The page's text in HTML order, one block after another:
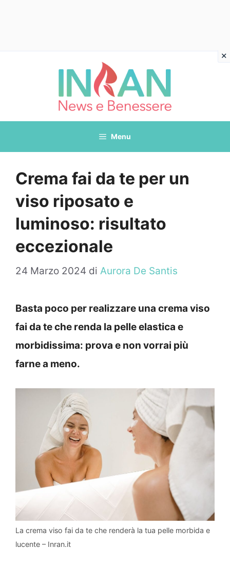
Menu
Crema fai da te per un
viso riposato e
luminoso: risultato
eccezionale
24 Marzo 2024 di Aurora De Santis
Basta poco per realizzare una crema viso
fai da te che renda la pelle elastica e
morbidissima: prova e non vorrai più
farne a meno.
La crema viso fai da te che renderà la tua pelle morbida e
lucente – Inran.it